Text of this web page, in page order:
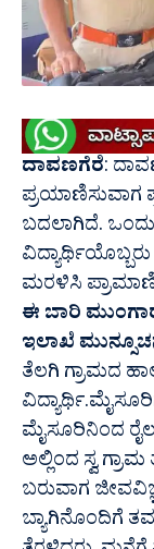
ದಾವಣಗೆರೆ:
ಪ್ರಯಾಣಿಸುವಾಗ
ಬದಲಾಗಿದೆ. ಒಂದು
ಮರಳಿಸಿ
ಈ ಬಾರಿ
ಇಲಾಖೆ
ತೆಲಗಿ ಗ್ರಾಮದ
ಮೈಸೂರಿನಿಂದ
ಅಲ್ಲಿಂದ ಸ್ವ
ಬರುವಾಗ
ಬ್ಯಾಗಿನೊಂದಿಗೆ